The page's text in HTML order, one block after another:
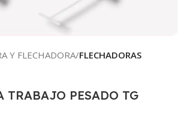
Y FLECHADORA FLECHADORAS
TRABAJO PESADO TG